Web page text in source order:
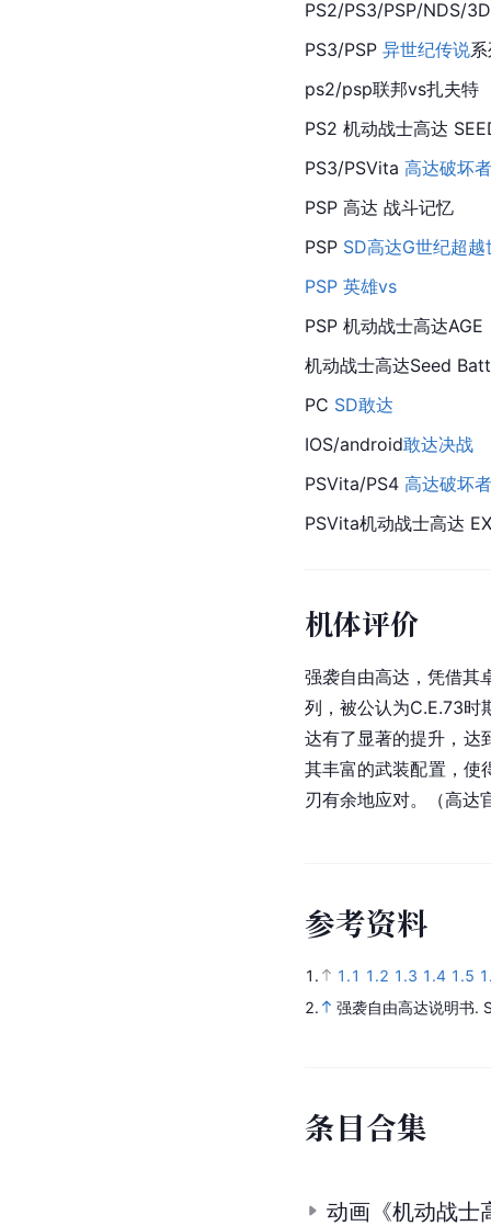
PS2/PS3/PSP/NDS/
PS3/PSP 异世纪传说
ps2/psp联邦vs扎夫特
PS2 机动战士高达
PS3/PSVita 高达破坏者
PSP 高达 战斗记忆
PSP SD高达G世纪超越
PSP 英雄vs
PSP 机动战士高达AGE
机动战士高达Seed
PC SD敢达
IOS/android敢达决战
PSVita/PS4 高达破坏
PSVita机动战士高达
机体评价
强袭自由高达，凭借其
列，被公认为C.E.73时
达有了显著的提升，达
其丰富的武装配置，使
刃有余地应对。（高达
参考资料
1. 1.1 1.2 1.3 1.4 1.5
2.
强袭自由高达说明书.
条目合集
动画《机动战士